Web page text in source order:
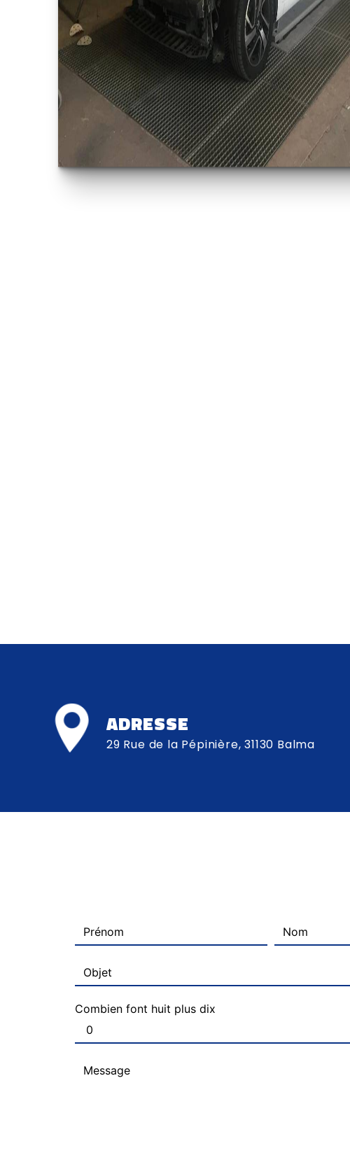
ADRESSE
29 Rue de la Pépinière, 31130 Balma
Combien font huit plus dix